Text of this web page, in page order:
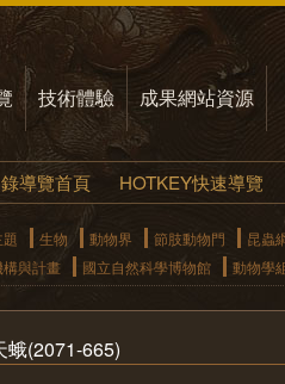
技術體驗 成果網站資源
導覽首頁 HOTKEY快速導覽
生物 動物界 節肢動物門
昆蟲
與計畫 國立自然科學博物館 動物學
蛾(2071-665)